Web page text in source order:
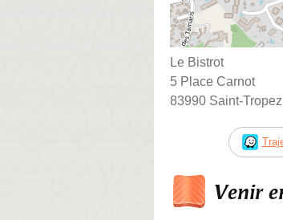
Le Bistrot
5 Place Carnot
83990 Saint-Tropez
Venir